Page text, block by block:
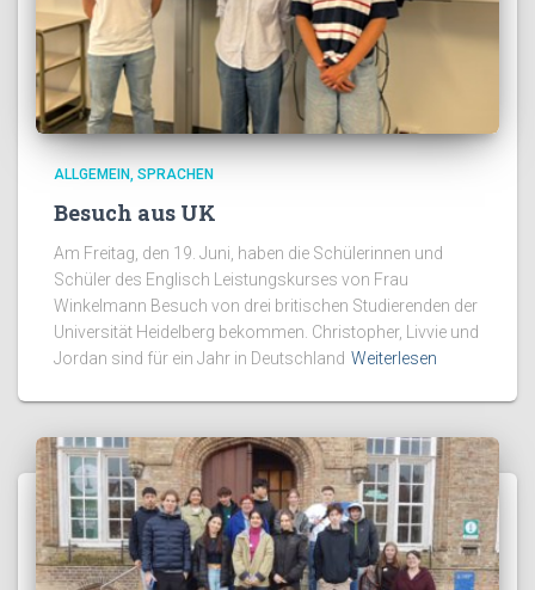
ALLGEMEIN SPRACHEN
Besuch aus UK
Am Freitag, den 19. Juni, haben die Schülerinnen und
Schüler des Englisch Leistungskurses von Frau
Winkelmann Besuch von drei britischen Studierenden der
Universität Heidelberg bekommen. Christopher, Livvie und
Jordan sind für ein Jahr in Deutschland Weiterlesen